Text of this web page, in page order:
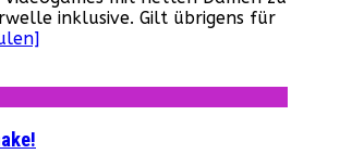
from
inklusive. Gilt übrigens für